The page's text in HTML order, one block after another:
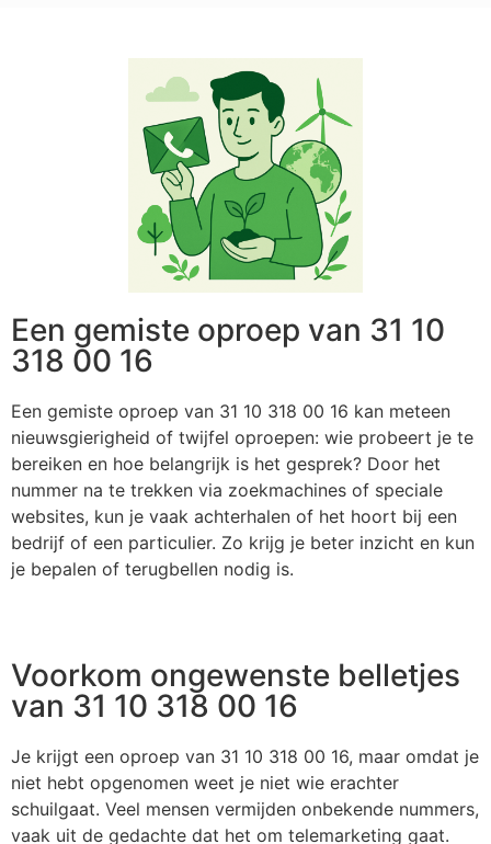
Een gemiste oproep van 31 10
318 00 16
Een gemiste oproep van 31 10 318 00 16 kan meteen
nieuwsgierigheid of twijfel oproepen: wie probeert je te
bereiken en hoe belangrijk is het gesprek? Door het
nummer na te trekken via zoekmachines of speciale
websites, kun je vaak achterhalen of het hoort bij een
bedrijf of een particulier. Zo krijg je beter inzicht en kun
je bepalen of terugbellen nodig is.
Voorkom ongewenste belletjes
van 31 10 318 00 16
Je krijgt een oproep van 31 10 318 00 16, maar omdat je
niet hebt opgenomen weet je niet wie erachter
schuilgaat. Veel mensen vermijden onbekende nummers,
vaak uit de gedachte dat het om telemarketing gaat.